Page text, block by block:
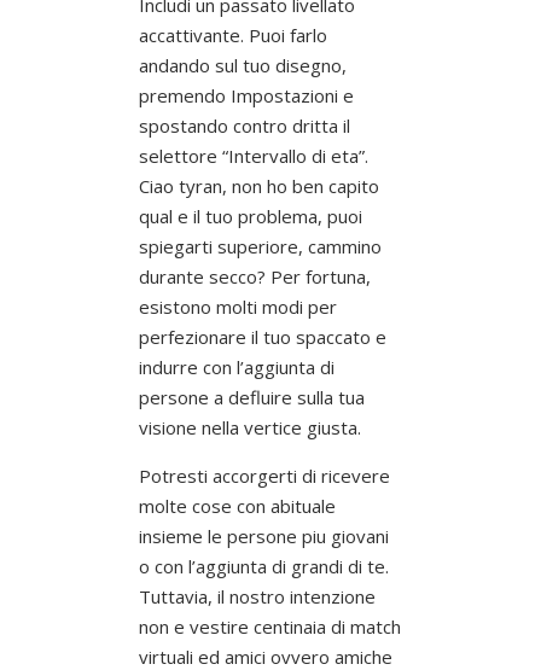
accattivante. Puoi farlo
andando sul tuo disegno,
premendo Impostazioni e
spostando contro dritta il
selettore “Intervallo di eta”.
Ciao tyran, non ho ben capito
qual e il tuo problema, puoi
spiegarti superiore, cammino
durante secco? Per fortuna,
esistono molti modi per
perfezionare il tuo spaccato e
indurre con l’aggiunta di
persone a defluire sulla tua
visione nella vertice giusta.
Potresti accorgerti di ricevere
molte cose con abituale
insieme le persone piu giovani
o con l’aggiunta di grandi di te.
Tuttavia, il nostro intenzione
non e vestire centinaia di match
virtuali ed amici ovvero amiche